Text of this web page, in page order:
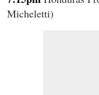
Micheletti)